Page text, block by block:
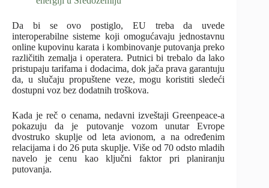
Da bi se ovo postiglo, EU treba da uvede
interoperabilne sisteme koji omogućavaju jednostavnu
online kupovinu karata i kombinovanje putovanja preko
različitih zemalja i operatera. Putnici bi trebalo da lako
pristupaju tarifama i dodacima, dok jača prava garantuju
da, u slučaju propuštene veze, mogu koristiti sledeći
dostupni voz bez dodatnih troškova.
Kada je reč o cenama, nedavni izveštaji Greenpeace-a
pokazuju da je putovanje vozom unutar Evrope
dvostruko skuplje od leta avionom, a na određenim
relacijama i do 26 puta skuplje. Više od 70 odsto mladih
navelo je cenu kao ključni faktor pri planiranju
putovanja.